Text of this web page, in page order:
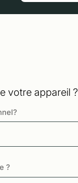
votre appareil ?
?